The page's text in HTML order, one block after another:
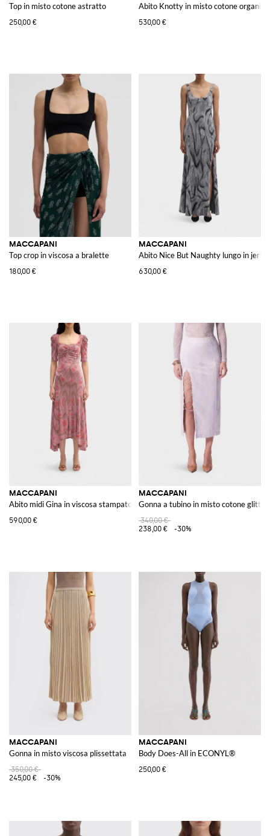
Top in misto cotone astratto
250,00 €
Abito Knotty in misto cotone organico
530,00 €
MACCAPANI
Top crop in viscosa a bralette
180,00 €
MACCAPANI
Abito Nice But Naughty lungo in
630,00 €
MACCAPANI
Abito midi Gina in viscosa stampato
590,00 €
MACCAPANI
Gonna a tubino in misto cotone glitter
340,00 €
238,00 €
-30%
MACCAPANI
Gonna in misto viscosa plissettata
350,00 €
245,00 €
-30%
MACCAPANI
Body Does-All in ECONYL®
250,00 €